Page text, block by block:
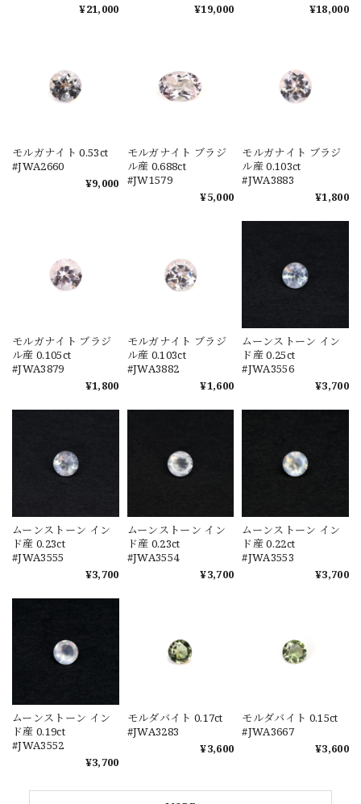
¥21,000
¥19,000
¥18,000
モルガナイト 0.53ct
#JWA2660
¥9,000
モルガナイト ブラジ
ル産 0.688ct
#JW1579
¥5,000
モルガナイト ブラジ
ル産 0.103ct
#JWA3883
¥1,800
モルガナイト ブラジ
ル産 0.105ct
#JWA3879
¥1,800
モルガナイト ブラジ
ル産 0.103ct
#JWA3882
¥1,600
ムーンストーン イン
ド産 0.25ct
#JWA3556
¥3,700
ムーンストーン イン
ド産 0.23ct
#JWA3555
¥3,700
ムーンストーン イン
ド産 0.23ct
#JWA3554
¥3,700
ムーンストーン イン
ド産 0.22ct
#JWA3553
¥3,700
ムーンストーン イン
ド産 0.19ct
#JWA3552
¥3,700
モルダバイト 0.17ct
#JWA3283
¥3,600
モルダバイト 0.15ct
#JWA3667
¥3,600